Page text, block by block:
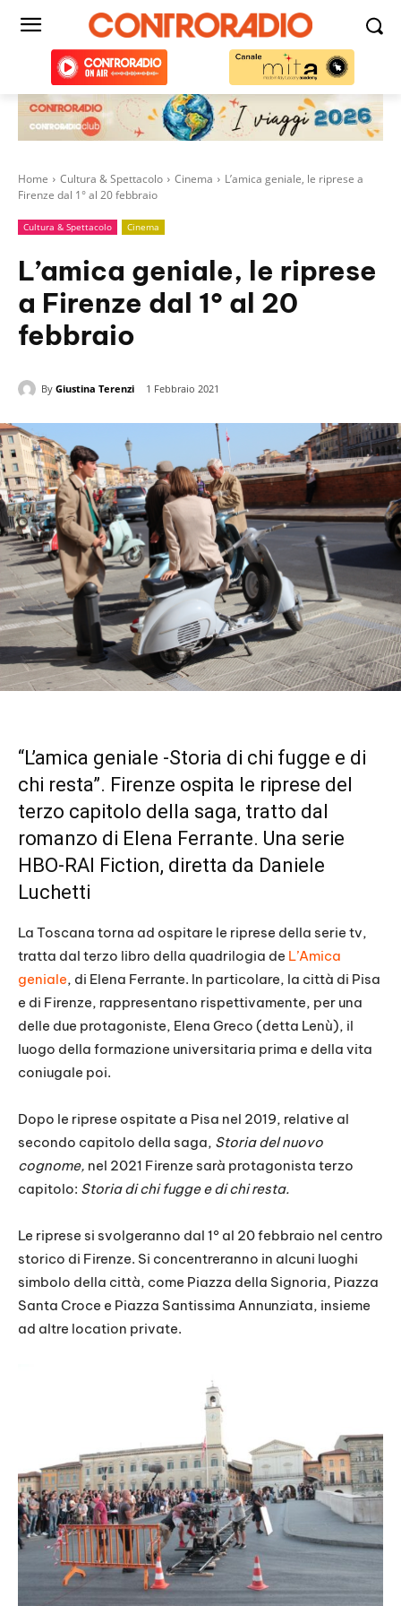
Home Cultura & Spettacolo Cinema
L’amica geniale, le riprese a
Firenze dal 1° al 20 febbraio
Cultura & Spettacolo Cinema
L’amica geniale, le riprese
a Firenze dal 1° al 20
febbraio
By Giustina Terenzi 1 Febbraio 2021
“L’amica geniale -Storia di chi fugge e di
chi resta”. Firenze ospita le riprese del
terzo capitolo della saga, tratto dal
romanzo di Elena Ferrante. Una serie
HBO-RAI Fiction, diretta da Daniele
Luchetti
La Toscana torna ad ospitare le riprese della serie tv,
tratta dal terzo libro della quadrilogia de L’Amica
geniale, di Elena Ferrante. In particolare, la città di Pisa
e di Firenze, rappresentano rispettivamente, per una
delle due protagoniste, Elena Greco (detta Lenù), il
luogo della formazione universitaria prima e della vita
coniugale poi.
Dopo le riprese ospitate a Pisa nel 2019, relative al
secondo capitolo della saga, Storia del nuovo
cognome, nel 2021 Firenze sarà protagonista terzo
capitolo: Storia di chi fugge e di chi resta.
Le riprese si svolgeranno dal 1° al 20 febbraio nel centro
storico di Firenze. Si concentreranno in alcuni luoghi
simbolo della città, come Piazza della Signoria, Piazza
Santa Croce e Piazza Santissima Annunziata, insieme
ad altre location private.